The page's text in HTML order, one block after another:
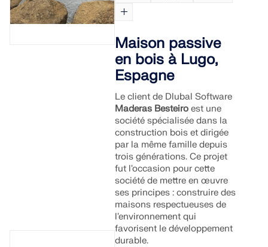
Maison passive
en bois à Lugo,
Espagne
Le client de Dlubal Software
Maderas Besteiro est une
société spécialisée dans la
construction bois et dirigée
par la même famille depuis
trois générations. Ce projet
fut l'occasion pour cette
société de mettre en œuvre
ses principes : construire des
maisons respectueuses de
l'environnement qui
favorisent le développement
durable.